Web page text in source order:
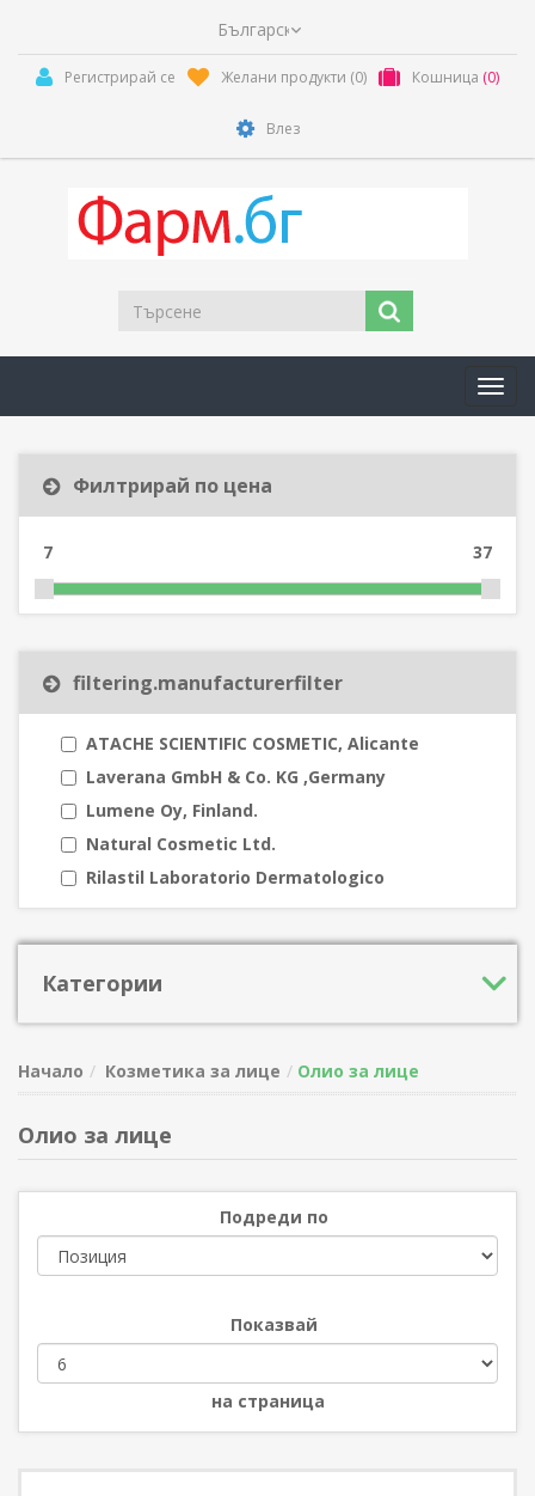
Регистрирай се Желани продукти (0) Кошница (0)
Влез
Филтрирай по цена
7 37
filtering.manufacturerfilter
ATACHE SCIENTIFIC COSMETIC, Alicante
Laverana GmbH & Co. KG ,Germany
Lumene Oy, Finland.
Natural Cosmetic Ltd.
Rilastil Laboratorio Dermatologico
Категории
Начало Козметика за лице Олио за лице
Олио за лице
Подреди по
Показвай
на страница